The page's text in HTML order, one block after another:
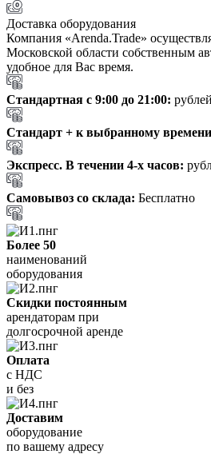
Доставка оборудования
Компания «Arenda.Trade»
Московской области собственным
удобное для Вас время.
Стандартная с 9:00 до 21:00: рублей
Стандарт + к выбранному
Экспресс. В течении 4-х часов:
Самовывоз со склада: Бесплатно
Более 50
наименований
оборудования
Скидки постоянным
арендаторам при
долгосрочной аренде
Оплата
с НДС
и без
Доставим
оборудование
по вашему адресу